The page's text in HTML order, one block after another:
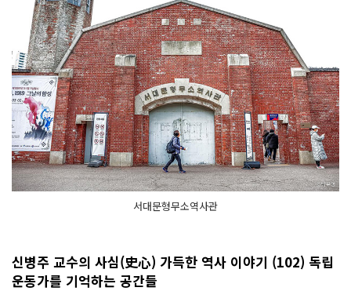
서대문형무소역사관
신병주 교수의 사심(史心) 가득한 역사 이야기 (102) 독립
운동가를 기억하는 공간들